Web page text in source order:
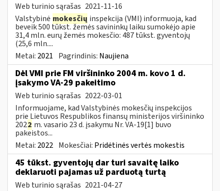
Web turinio sąrašas 2021-11-16
Valstybinė mokesčių inspekcija (VMI) informuoja, kad
beveik 500 tūkst. žemės savininkų laiku sumokėjo apie
31,4 mln. eurų žemės mokesčio: 487 tūkst. gyventojų
(25,6 mln....
Metai: 2021 Pagrindinis: Naujiena
Dėl VMI prie FM viršininko 2004 m. kovo 1 d.
įsakymo VA-29 pakeitimo
Web turinio sąrašas 2022-03-01
Informuojame, kad Valstybinės mokesčių inspekcijos
prie Lietuvos Respublikos finansų ministerijos viršininko
2022 m. vasario 23 d. įsakymu Nr. VA-19[1] buvo
pakeistos...
Metai: 2022 Mokesčiai: Pridėtinės vertės mokestis
45 tūkst. gyventojų dar turi savaitę laiko
deklaruoti pajamas už parduotą turtą
Web turinio sąrašas 2021-04-27